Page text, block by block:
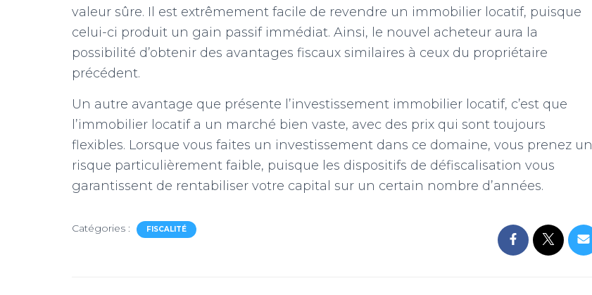
valeur sûre. Il est extrêmement facile de revendre un immobilier locatif, puisque
celui-ci produit un gain passif immédiat. Ainsi, le nouvel acheteur aura la
possibilité d’obtenir des avantages fiscaux similaires à ceux du propriétaire
précédent.
Un autre avantage que présente l’investissement immobilier locatif, c’est que
l’immobilier locatif a un marché bien vaste, avec des prix qui sont toujours
flexibles. Lorsque vous faites un investissement dans ce domaine, vous prenez un
risque particulièrement faible, puisque les dispositifs de défiscalisation vous
garantissent de rentabiliser votre capital sur un certain nombre d’années.
Catégories : FISCALITÉ